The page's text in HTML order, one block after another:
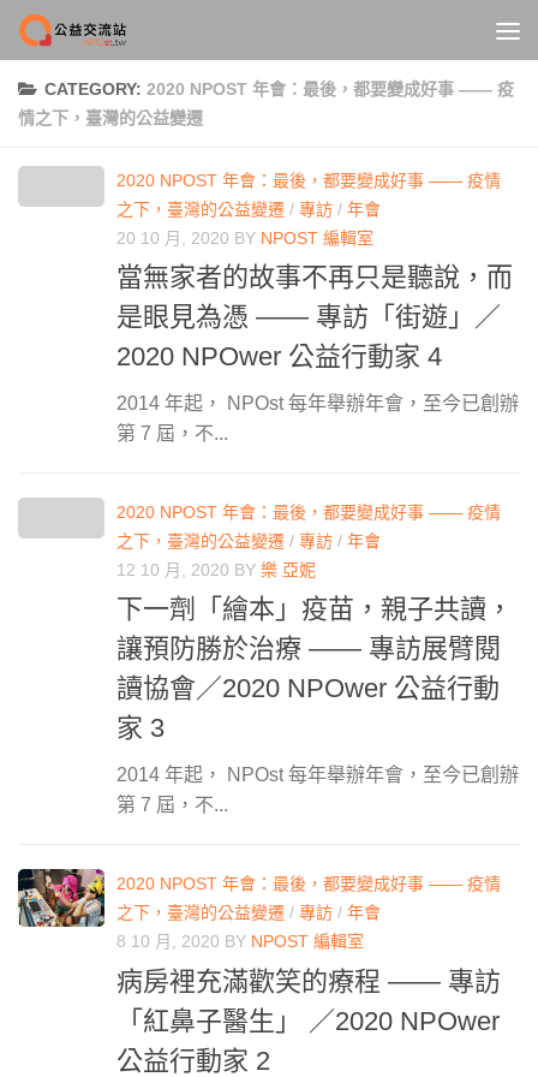
Skip to content
CATEGORY: 2020 NPOST 年會：最後，都要變成好事 —— 疫
情之下，臺灣的公益變遷
2020 NPOST 年會：最後，都要變成好事 —— 疫情
之下，臺灣的公益變遷 / 專訪 / 年會
20 10 月, 2020 BY NPOST 編輯室
當無家者的故事不再只是聽說，而
是眼見為憑 —— 專訪「街遊」／
2020 NPOwer 公益行動家 4
2014 年起， NPOst 每年舉辦年會，至今已創辦
第 7 屆，不...
2020 NPOST 年會：最後，都要變成好事 —— 疫情
之下，臺灣的公益變遷 / 專訪 / 年會
12 10 月, 2020 BY 樂 亞妮
下一劑「繪本」疫苗，親子共讀，
讓預防勝於治療 —— 專訪展臂閱
讀協會／2020 NPOwer 公益行動
家 3
2014 年起， NPOst 每年舉辦年會，至今已創辦
第 7 屆，不...
2020 NPOST 年會：最後，都要變成好事 —— 疫情
之下，臺灣的公益變遷 / 專訪 / 年會
8 10 月, 2020 BY NPOST 編輯室
病房裡充滿歡笑的療程 —— 專訪
「紅鼻子醫生」 ／2020 NPOwer
公益行動家 2